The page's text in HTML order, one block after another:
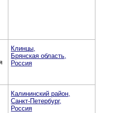
Клинцы,
Брянская область,
Россия
Калининский район,
Санкт-Петербург,
Россия